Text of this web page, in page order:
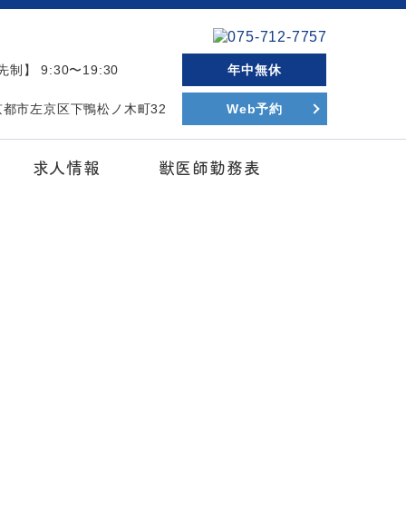
制】 9:30〜19:30 年中無休
市左京区下鴨松ノ木町32 Web予約
求人情報 獣医師勤務表